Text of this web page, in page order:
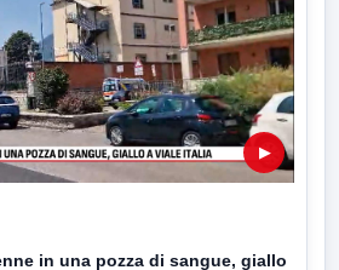
▶
in una pozza di sangue, giallo